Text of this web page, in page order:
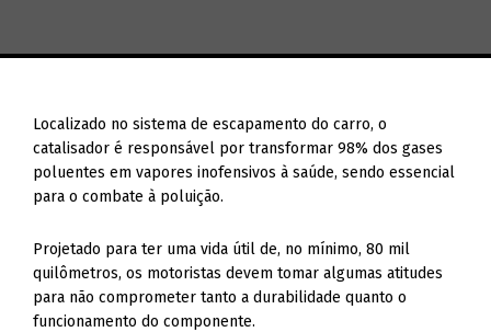
Localizado no sistema de escapamento do carro, o
catalisador é responsável por transformar 98% dos gases
poluentes em vapores inofensivos à saúde, sendo essencial
para o combate à poluição.
Projetado para ter uma vida útil de, no mínimo, 80 mil
quilômetros, os motoristas devem tomar algumas atitudes
para não comprometer tanto a durabilidade quanto o
funcionamento do componente.